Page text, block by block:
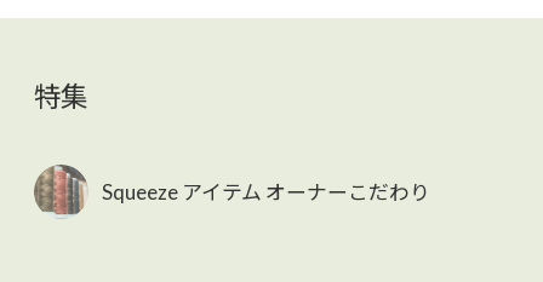
特集
Squeeze アイテム オーナーこだわり